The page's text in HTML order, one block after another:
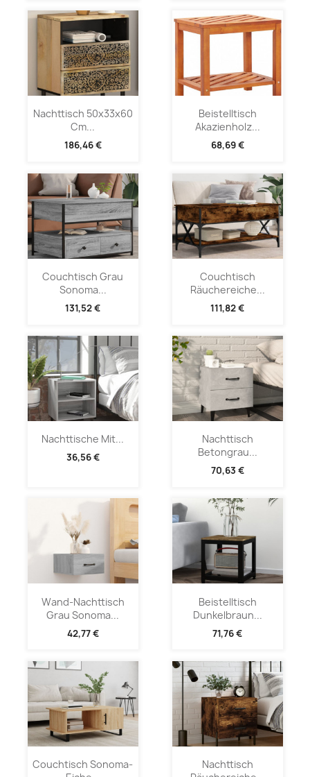
Nachttisch 50x33x60
Cm...
186,46 €
Beistelltisch
Akazienholz...
68,69 €
Couchtisch Grau
Sonoma...
131,52 €
Couchtisch
Räuchereiche...
111,82 €
Nachttische Mit...
36,56 €
Nachttisch
Betongrau...
70,63 €
Wand-Nachttisch
Grau Sonoma...
42,77 €
Beistelltisch
Dunkelbraun...
71,76 €
Couchtisch Sonoma-
Nachttisch